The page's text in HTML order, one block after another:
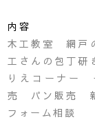
内容
木工教室 網戸
工さんの包丁
りえコーナー
売 パン販売
フォーム相談